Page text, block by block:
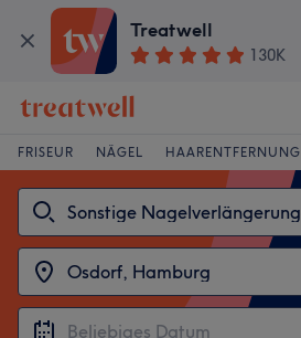
Treatwell
130K
FRISEUR NÄGEL HAARENTFERNUNG